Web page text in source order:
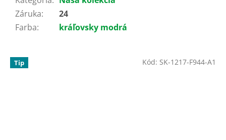
Záruka:
24
Farba: kráľovsky modrá
Tip Kód: SK-1217-F944-A1